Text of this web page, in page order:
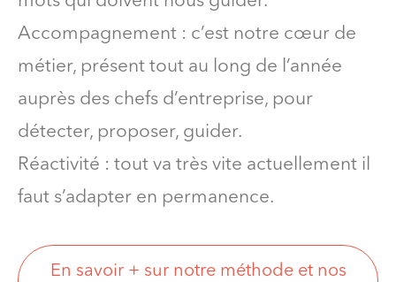
Accompagnement : c’est notre cœur de
métier, présent tout au long de l’année
auprès des chefs d’entreprise, pour
détecter, proposer, guider.
Réactivité : tout va très vite actuellement il
faut s’adapter en permanence.
En savoir + sur notre méthode et nos